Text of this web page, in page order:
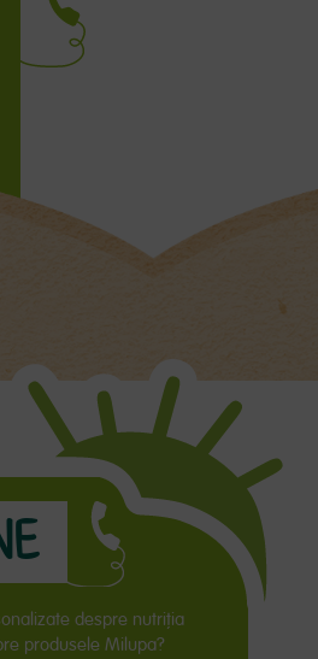
despre nutriţia
produsele Milupa?